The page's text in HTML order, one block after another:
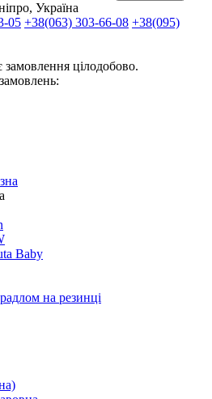
Україна
05 +38(063) 303-66-08 +38(095)
цілодобово.
Baby
на резинці